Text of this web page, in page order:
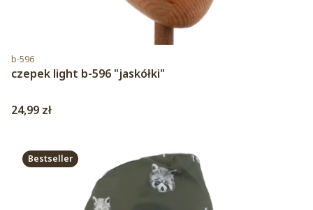
Kod produktu
b-596
czepek light b-596 "jaskółki"
Cena
24,99 zł
Bestseller